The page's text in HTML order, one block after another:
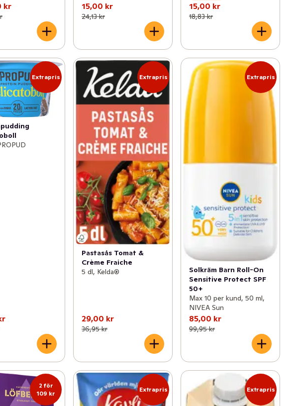
kr 15,00 kr
24,13 kr
15,00 kr
18,83 kr
Extrapris Extrapris
Pastasås Tomat &
Crème Fraiche
5 dl, Kelda®
29,00 kr
36,95 kr
Extrapris
Solkräm Barn Roll-On
Sensitive Protect SPF
50+
Max 10 per kund, 50 ml,
NIVEA Sun
85,00 kr
99,95 kr
2 för
109 kr
Extrapris Extrapris